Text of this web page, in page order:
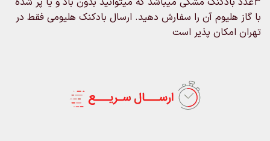
با گاز هلیوم آن را سفارش دهید. ارسال بادکنک هلیومی فقط در
تهران امکان پذیر است